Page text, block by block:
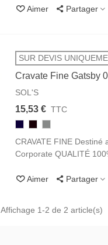
Aimer Partager
SUR DEVIS
Cravate Fine Gatsby
SOL'S
15,53 € TTC
MARINE
BLACK
CRAVATE FINE Destiné
Corporate QUALITÉ
Aimer Partager
Affichage 1-2 de 2 article(s)